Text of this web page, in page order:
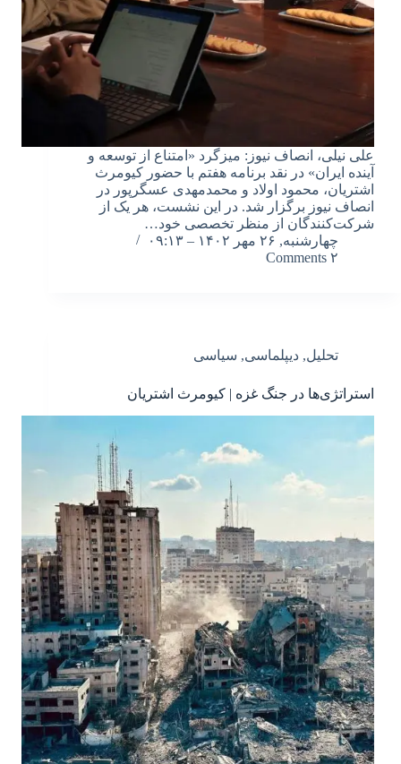
علی نیلی، انصاف نیوز: میزگرد «امتناع از توسعه و
آینده ایران» در نقد برنامه هفتم با حضور کیومرث
اشتریان، محمود اولاد و محمدمهدی عسگرپور در
انصاف نیوز برگزار شد. در این نشست، هر یک از
شرکت‌کنندگان از منظر تخصصی خود…
چهارشنبه, ۲۶ مهر ۱۴۰۲ – ۰۹:۱۳
۲ Comments
تحلیل, دیپلماسی, سیاسی
استراتژی‌ها در جنگ غزه | کیومرث اشتریان